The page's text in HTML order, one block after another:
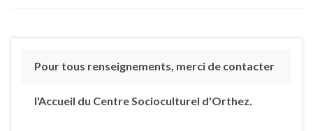
Pour tous renseignements, merci de contacter
l'Accueil du Centre Socioculturel d'Orthez.